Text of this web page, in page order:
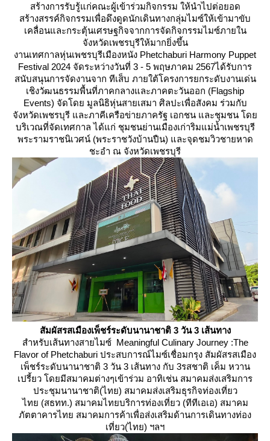
สร้างการรับรู้แก่คณะผู้เข้าร่วมกิจกรรม ให้นำไปต่อยอด
สร้างสรรค์กิจกรรมเพื่อดึงดูดนักเดินทางกลุ่มไมซ์ให้เข้ามาขับ
เคลื่อนและกระตุ้นเศรษฐกิจจากการจัดกิจกรรมไมซ์ภายใน
จังหวัดเพชรบุรีให้มากยิ่งขึ้น
งานเทศกาลหุ่นเพชรบุรีเมืองหนัง Phetchaburi Harmony Puppet
Festival 2024 จัดระหว่างวันที่ 3 - 5 พฤษภาคม 2567ได้รับการ
สนับสนุนการจัดงานจาก ทีเส็บ ภายใต้โครงการยกระดับงานเด่น
เชิงวัฒนธรรมพื้นที่ภาคกลางและภาคตะวันออก (Flagship
Events) จัดโดย มูลนิธิหุ่นสายเสมา ศิลปะเพื่อสังคม ร่วมกับ
จังหวัดเพชรบุรี และภาคีเครือข่ายภาครัฐ เอกชน และชุมชน โด
บริเวณที่จัดเทศกาล ได้แก่ ชุมชนย่านเมืองเก่าริมแม่น้ำเพชรบุรี
พระรามราชนิเวศน์ (พระราชวังบ้านปืน) และจุดชมวิวชายหาด
ชะอำ ณ จังหวัดเพชรบุรี
สัมผัสรสเมืองเพ็ชร์ระดับนานาชาติ 3วัน3เส้นทาง
สำหรับเส้นทางสายไมซ์ Meaningful Culinary Journey :The
Flavor of Phetchaburi ประสบการณ์ไมซ์เชื่อมกรุง สัมผัสรสเมือง
เพ็ชร์ระดับนานาชาติ 3 วัน 3 เส้นทาง กับ 3รสชาติ เค็ม หวาน
เปรี้ยว โดยมีสมาคมต่างๆเข้าร่วม อาทิเช่น สมาคมส่งเสริมการ
ประชุมนานาชาติ(ไทย) สมาคมส่งเสริมธุรกิจท่องเที่ยว
ไทย (สธทท.) สมาคมไทยบริการท่องเที่ยว (ทีทีเอเอ) สมาคม
ภัตตาคารไทย สมาคมการค้าเพื่อส่งเสริมด้านการเดินทางท่อง
เที่ยว(ไทย) ฯลฯ